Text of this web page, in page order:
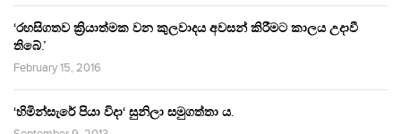
‘රහසිගතව ක්‍රියාත්මක වන කුලවාදය අවසන් කිරීමට කාලය උදාවී
තිබේ.’
February 15, 2016
‘හිමින්සැරේ පියා විදා‘ සුනිලා සමුගත්තා ය.